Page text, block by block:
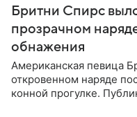
Бритни Спирс
прозрачном
обнажения
Американская певица
откровенном наряде
конной прогулке.